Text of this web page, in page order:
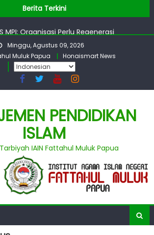
Berita Terkini
Asesmen, Pembinaan Untuk Tingkatkan
MPI: Organisasi Perlu Regenerasi
Papua Siap Kolaborasi Dengan MPI UIN
MPI : Matkul Berbasis TI Perlu Diperbanyak
PKS : Jurusan dan Prodi MPI Perlu
Pembinaan Untuk Tingkatkan
Minggu, Agustus 09, 2026
Muluk Papua
Honaismart News
PENDIDIKAN
ISLAM
IAIN Fattahul Muluk Papua